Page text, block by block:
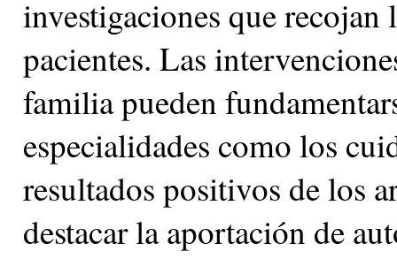
investigaciones que recojan
pacientes. Las
familia pueden
especialidades como los
resultados positivos de los
destacar la aportación de